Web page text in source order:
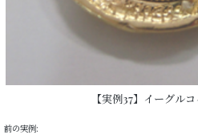
【実例37】イーグル
前の実例: